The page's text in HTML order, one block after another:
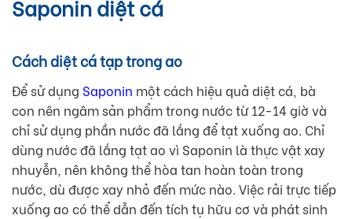
Saponin diệt cá
Cách diệt cá tạp trong ao
Để sử dụng Saponin một cách hiệu quả diệt cá, bà
con nên ngâm sản phẩm trong nước từ 12-14 giờ và
chỉ sử dụng phần nước đã lắng để tạt xuống ao. Chỉ
dùng nước đã lắng tạt ao vì Saponin là thực vật xay
nhuyễn, nên không thể hòa tan hoàn toàn trong
nước, dù được xay nhỏ đến mức nào. Việc rải trực tiếp
xuống ao có thể dẫn đến tích tụ hữu cơ và phát sinh